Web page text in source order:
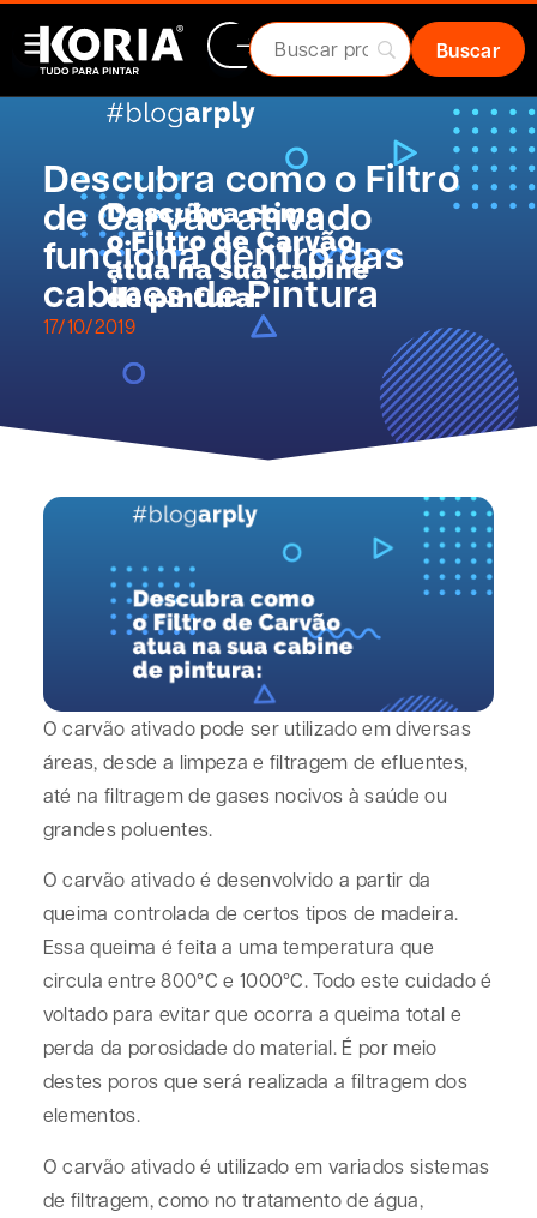
Descubra como o Filtro
de Carvão ativado
funciona dentro das
cabines de Pintura
17/10/2019
O carvão ativado pode ser utilizado em diversas
áreas, desde a limpeza e filtragem de efluentes,
até na filtragem de gases nocivos à saúde ou
grandes poluentes.
O carvão ativado é desenvolvido a partir da
queima controlada de certos tipos de madeira.
Essa queima é feita a uma temperatura que
circula entre 800°C e 1000°C. Todo este cuidado é
voltado para evitar que ocorra a queima total e
perda da porosidade do material. É por meio
destes poros que será realizada a filtragem dos
elementos.
O carvão ativado é utilizado em variados sistemas
de filtragem, como no tratamento de água,